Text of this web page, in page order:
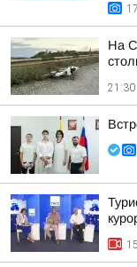
На
21:30